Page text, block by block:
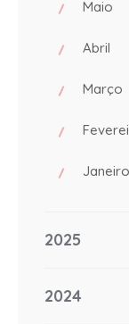
Maio
Abril
Março
Janeiro
2025
2024